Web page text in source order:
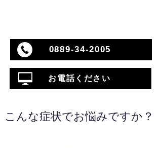
0889-34-2005
お電話ください
こんな症状でお悩みですか？